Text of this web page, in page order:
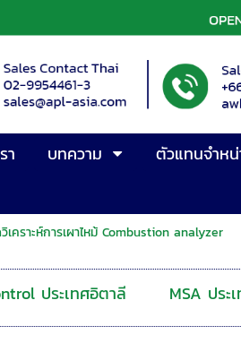
า บทความ
ตัวแทนจำห
เคราะห์การเผาไหม้ Combustion analyzer
ประเทศอิตาลี MSA ประ